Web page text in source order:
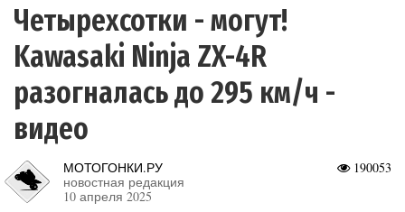
Четырехсотки - могут!
Kawasaki Ninja ZX-4R
разогналась до 295 км/ч -
видео
190053
МОТОГОНКИ.РУ
новостная редакция
10 апреля 2025